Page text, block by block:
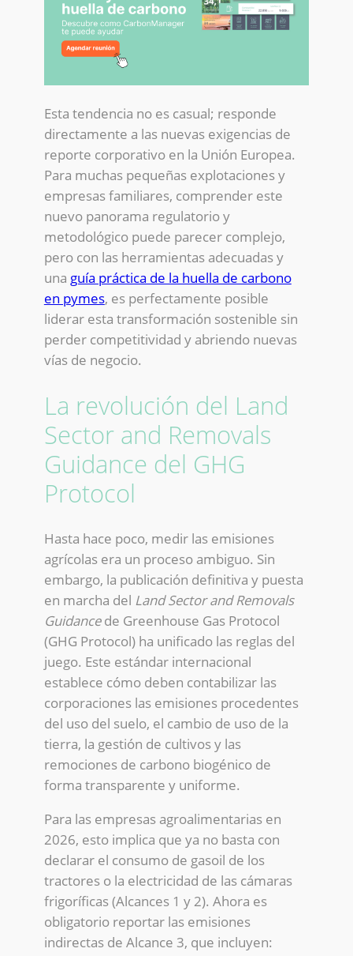
Esta tendencia no es casual; responde
directamente a las nuevas exigencias de
reporte corporativo en la Unión Europea.
Para muchas pequeñas explotaciones y
empresas familiares, comprender este
nuevo panorama regulatorio y
metodológico puede parecer complejo,
pero con las herramientas adecuadas y
una guía práctica de la huella de carbono
en pymes, es perfectamente posible
liderar esta transformación sostenible sin
perder competitividad y abriendo nuevas
vías de negocio.
La revolución del Land
Sector and Removals
Guidance del GHG
Protocol
Hasta hace poco, medir las emisiones
agrícolas era un proceso ambiguo. Sin
embargo, la publicación definitiva y puesta
en marcha del Land Sector and Removals
Guidancede Greenhouse Gas Protocol
(GHG Protocol) ha unificado las reglas del
juego. Este estándar internacional
establece cómo deben contabilizar las
corporaciones las emisiones procedentes
del uso del suelo, el cambio de uso de la
tierra, la gestión de cultivos y las
remociones de carbono biogénico de
forma transparente y uniforme.
Para las empresas agroalimentarias en
2026, esto implica que ya no basta con
declarar el consumo de gasoil de los
tractores o la electricidad de las cámaras
frigoríficas (Alcances 1 y 2). Ahora es
obligatorio reportar las emisiones
indirectas de Alcance 3, que incluyen: